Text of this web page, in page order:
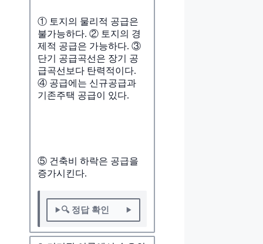
① 토지의 물리적 공급은
불가능하다. ② 토지의 경
제적 공급은 가능하다. ③
단기 공급곡선은 장기 공
급곡선보다 탄력적이다.
④ 공급에는 신규공급과
기존주택 공급이 있다.
⑤ 건축비 하락은 공급을
증가시킨다.
🔍 정답 확인